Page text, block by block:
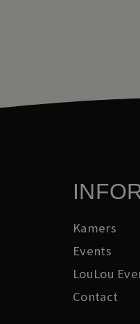
Kamers
Events
LouLou
Contact